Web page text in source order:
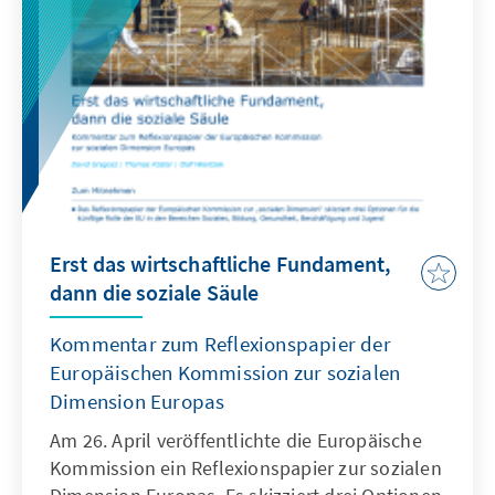
Technologie. Doch ist sie auch umsetzungsreif
für die Verwaltung?
Erst das wirtschaftliche Fundament,
dann die soziale Säule
Kommentar zum Reflexionspapier der
Europäischen Kommission zur sozialen
Dimension Europas
Am 26. April veröffentlichte die Europäische
Kommission ein Reflexionspapier zur sozialen